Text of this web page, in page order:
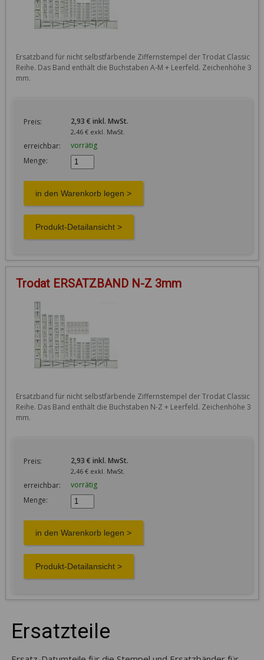
Ersatzband für nicht selbstfärbende Ziffernstempel der Trodat Classic
Reihe. Das Band enthält die Buchstaben A-M + Leerfeld. Zeichenhöhe 3
mm.
Preis: 2,93 € inkl. MwSt.
2,46 € exkl. MwSt.
erreichbar:
vorrätig
Menge:
Trodat ERSATZBAND N-Z 3mm
Ersatzband für nicht selbstfärbende Ziffernstempel der Trodat Classic
Reihe. Das Band enthält die Buchstaben N-Z + Leerfeld. Zeichenhöhe 3
mm.
Preis: 2,93 € inkl. MwSt.
2,46 € exkl. MwSt.
erreichbar:
vorrätig
Menge:
Ersatzteile